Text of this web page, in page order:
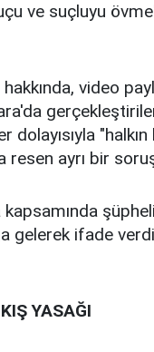
ve suçluyu
hakkında, video
dolayısıyla
ayrı bir
gelerek ifade
YASAĞI